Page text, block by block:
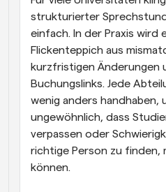
strukturierter
einfach. In der Praxis wird
Flickenteppich aus
kurzfristigen Änderungen
Buchungslinks. Jede
wenig anders handhaben,
ungewöhnlich, dass
verpassen oder
richtige Person zu finden,
können.